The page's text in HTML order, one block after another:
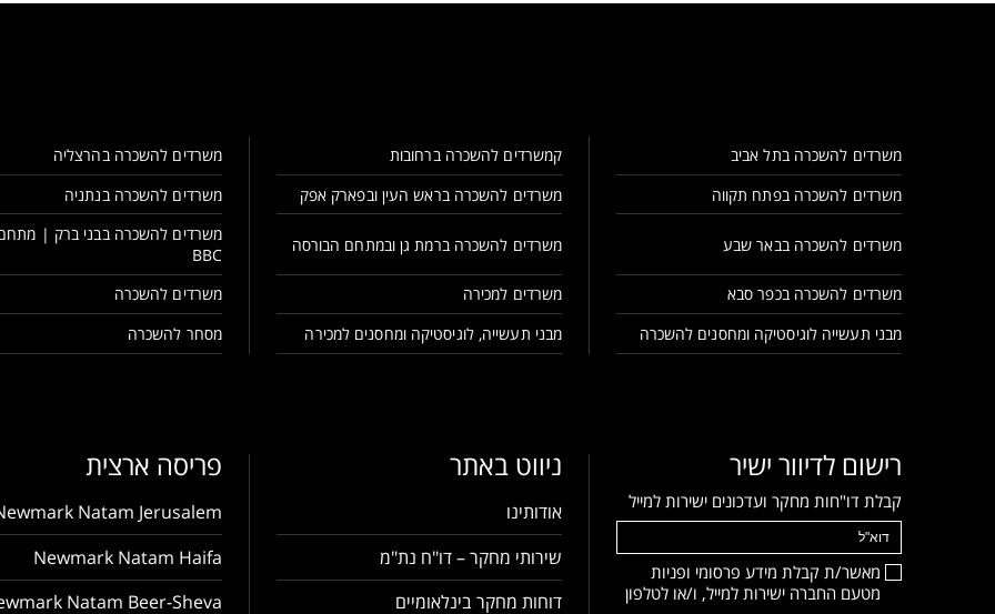
משרדים להשכרה בתל אביב קמשרדים להשכרה ברחובות משרדים להשכרה בהרצליה
משרדים להשכרה בפתח תקווה
משרדים להשכרה בראש העין ובפארק אפק משרדים להשכרה בנתניה
משרדים להשכרה בבאר שבע משרדים להשכרה ברמת גן ובמתחם הבורסה
משרדים להשכרה בבני ברק |
BBC
משרדים להשכרה בכפר סבא משרדים למכירה משרדים להשכרה
מבני תעשייה לוגיסטיקה ומחסנים להשכרה
מבני תעשייה, לוגיסטיקה ומחסנים למכירה מסחר להשכרה
רישום לדיוור ישיר
קבלת דו"חות מחקר ועדכונים ישירות למייל
מאשר/ת קבלת מידע פרסומי ופניות
מטעם החברה ישירות למייל, ו/או לטלפון
ניווט באתר
אודותינו
שירותי מחקר – דו"ח נת"מ
דוחות מחקר בינלאומיים
פריסה ארצית
Natam Jerusalem
Newmark Natam Haifa
Natam Beer-Sheva